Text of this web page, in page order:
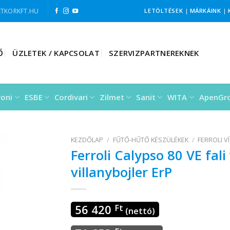
LETÖLTÉSEK | MÁRKÁINK |
ÜZLETEK / KAPCSOLAT SZERVIZPARTNEREKNEK
ESBE Cordivari Zilmet Sanit WITA
KEZDŐLAP / FŰTŐ-HŰTŐ KÉSZÜLÉKEK / FERROLI
Ferroli Calypso 80 VE
villanybojler ErP
56 420 Ft (nettó)